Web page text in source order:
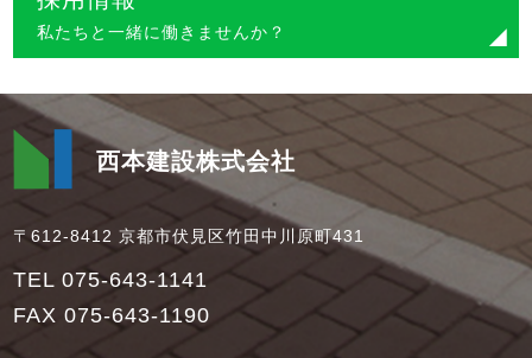
私たちと一緒に働きませんか？
西本建設株式会社
〒612-8412 京都市伏見区竹田中川原町431
TEL 075-643-1141
FAX 075-643-1190